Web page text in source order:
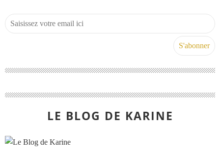
LE BLOG DE KARINE